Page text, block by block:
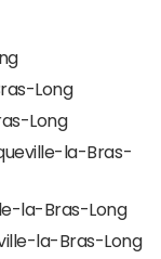
Long
Long
la-Bras-
la-Bras-Long
la-Bras-Long